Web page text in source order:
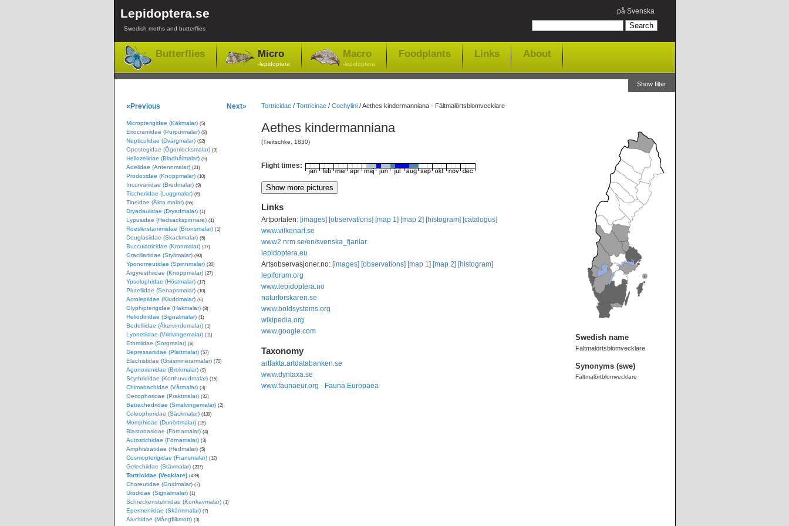
Lepidoptera.se
Swedish moths and butterflies
på Svenska
Butterflies Micro
-lepidoptera
Macro
-lepidoptera
Foodplants Links About
Show filter
Tortricidae/ Tortricinae/ Cochylini/Aethes kindermanniana - Fältmalörtsblomvecklare
Aethes kindermanniana
(Treitschke, 1830)
Flight times:
Links
Artportalen: [images] [observations] [map 1] [map 2] [histogram] [catalogus]
www.vilkenart.se
www2.nrm.se/en/svenska_fjarilar
lepidoptera.eu
Artsobservasjoner.no: [images] [observations] [map 1] [map 2] [histogram]
lepiforum.org
www.lepidoptera.no
naturforskaren.se
www.boldsystems.org
wikipedia.org
www.google.com
Taxonomy
artfakta.artdatabanken.se
www.dyntaxa.se
www.faunaeur.org - Fauna Europaea
Swedish name
Fältmalörtsblomvecklare
Synonyms (swe)
Fältmalörtblomvecklare
«Previous Next»
Micropterigidae (Käkmalar) (5)
Eriocraniidae (Purpurmalar) (8)
Nepticulidae (Dvärgmalar) (92)
Opostegidae (Ögonlocksmalar) (3)
Heliozelidae (Bladhålmalar) (5)
Adelidae (Antennmalar) (21)
Prodoxidae (Knoppmalar) (10)
Incurvariidae (Bredmalar) (9)
Tischeriidae (Luggmalar) (6)
Tineidae (Äkta malar) (55)
Dryadaulidae (Dryadmalar) (1)
Lypusidae (Hedsäckspinnare) (1)
Roeslerstammiidae (Bronsmalar) (1)
Douglasiidae (Skäckmalar) (5)
Bucculatricidae (Kronmalar) (17)
Gracillariidae (Styltmalar) (90)
Yponomeutidae (Spinnmalar) (30)
Argyresthiidae (Knoppmalar) (27)
Ypsolophidae (Höstmalar) (17)
Plutellidae (Senapsmalar) (10)
Acrolepiidae (Kluddmalar) (6)
Glyphipterigidae (Hakmalar) (8)
Heliodinidae (Signalmalar) (1)
Bedelliidae (Åkervindemalar) (1)
Lyonetiidae (Vridvingemalar) (11)
Ethmiidae (Sorgmalar) (6)
Depressariidae (Plattmalar) (57)
Elachistidae (Gräsminerarmalar) (70)
Agonoxenidae (Brokmalar) (9)
Scythrididae (Korthuvudmalar) (15)
Chimabachidae (Vårmalar) (3)
Oecophoridae (Praktmalar) (32)
Batrachedridae (Smalvingemalar) (2)
Coleophoridae (Säckmalar) (139)
Momphidae (Dunörtmalar) (15)
Blastobasidae (Förnamalar) (4)
Autostichidae (Förnamalar) (3)
Amphisbatidae (Hedmalar) (5)
Cosmopterigidae (Fransmalar) (12)
Gelechiidae (Stävmalar) (207)
Tortricidae (Vecklare) (439)
Choreutidae (Gnidmalar) (7)
Urodidae (Signalmalar) (1)
Schreckensteiniidae (Konkavmalar) (1)
Epermeniidae (Skärmmalar) (7)
Alucitidae (Mångflikmott) (3)